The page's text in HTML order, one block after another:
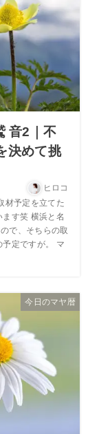
音2｜不
決めて挑
ヒロコ
材予定を立てた
ます笑 横浜と名
で、そちらの取
予定ですが。 マ
今日のマヤ暦